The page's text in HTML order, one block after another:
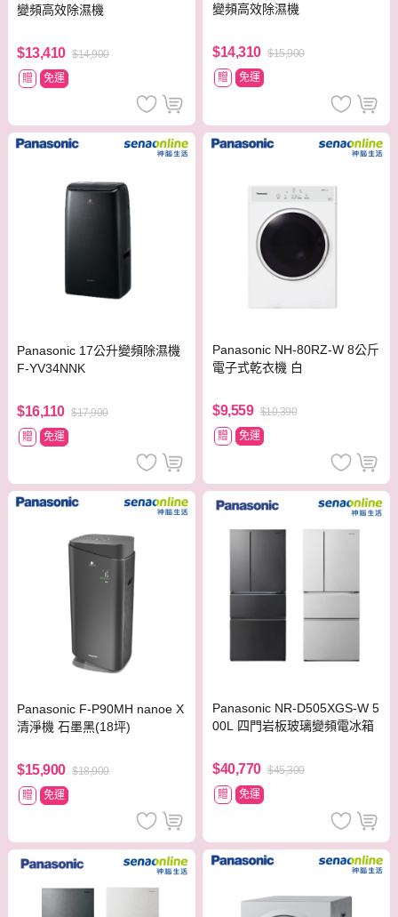
變頻高效除濕機
$13,410 $14,900
贈
免運
變頻高效除濕機
$14,310 $15,900
贈
免運
Panasonic 17公升變頻除濕機
F-YV34NNK
$16,110 $17,900
贈
免運
Panasonic NH-80RZ-W 8公斤
電子式乾衣機 白
$9,559 $10,390
贈
免運
Panasonic F-P90MH nanoe X
清淨機 石墨黑(18坪)
$15,900 $18,900
贈
免運
Panasonic NR-D505XGS-W 5
00L 四門岩板玻璃變頻電冰箱
$40,770 $45,300
贈
免運